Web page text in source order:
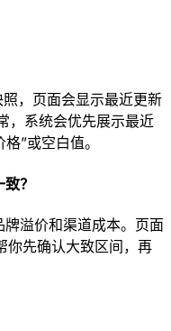
，页面会显示最近更新
，系统会优先展示最近
”或空白值。
？
溢价和渠道成本。页面
你先确认大致区间，再